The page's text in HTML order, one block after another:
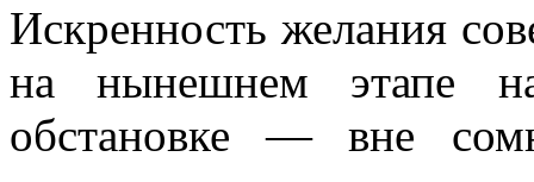
Искренность желания
на нынешнем этапе
обстановке — вне